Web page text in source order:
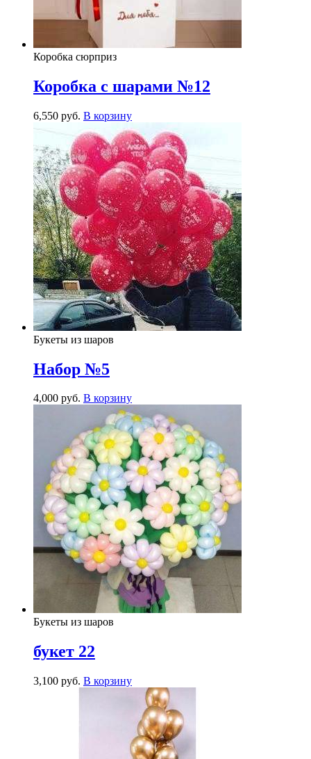
Коробка сюрприз
Коробка с шарами №12
6,550 руб. В корзину
Букеты из шаров
Набор №5
4,000 руб. В корзину
Букеты из шаров
букет 22
3,100 руб. В корзину